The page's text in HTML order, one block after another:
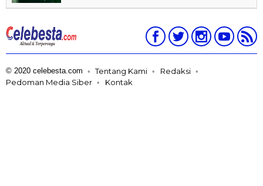
© 2020 celebesta.com Tentang Kami
Redaksi
Pedoman Media Siber
Kontak